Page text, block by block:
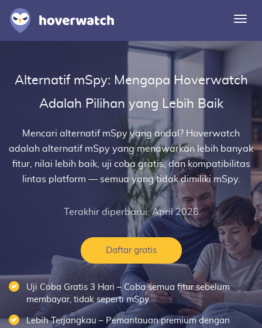
Solusi
Masuk
Daftar gratis
Alternatif mSpy: Mengapa Hoverwatch
Adalah Pilihan yang Lebih Baik
Mencari alternatif mSpyyang andal? Hoverwatch
adalah alternatif mSpy yang menawarkan lebih banyak
fitur, nilai lebih baik, uji coba gratis, dan kompatibilitas
lintas platform — semua yang tidak dimiliki mSpy.
Terakhir diperbarui: April 2026
Daftar gratis
Uji Coba Gratis 3 Hari – Coba semua fitur sebelum
membayar, tidak seperti mSpy
Lebih Terjangkau – Pemantauan premium dengan